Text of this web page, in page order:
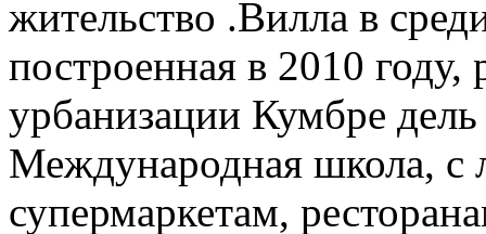
жительство .Вилла в
построенная в 2010 году,
урбанизации Кумбре
Международная школа, с
супермаркетам,